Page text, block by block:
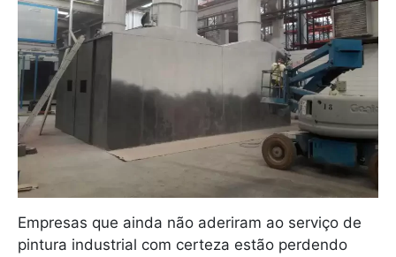
Empresas que ainda não aderiram ao serviço de
pintura industrial com certeza estão perdendo